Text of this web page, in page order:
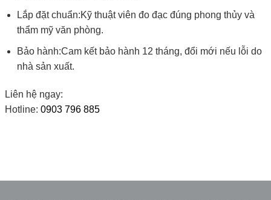
Lắp đặt chuẩn:Kỹ thuật viên đo đạc đúng phong thủy và
thẩm mỹ văn phòng.
Bảo hành:Cam kết bảo hành 12 tháng, đổi mới nếu lỗi do
nhà sản xuất.
Liên hệ ngay:
Hotline: 0903 796 885